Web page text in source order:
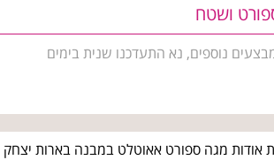
ושטח
נוספים, נא התעדכנו שנית בימים
אודות מגה ספורט אאוטלט במבנה בארות יצחק